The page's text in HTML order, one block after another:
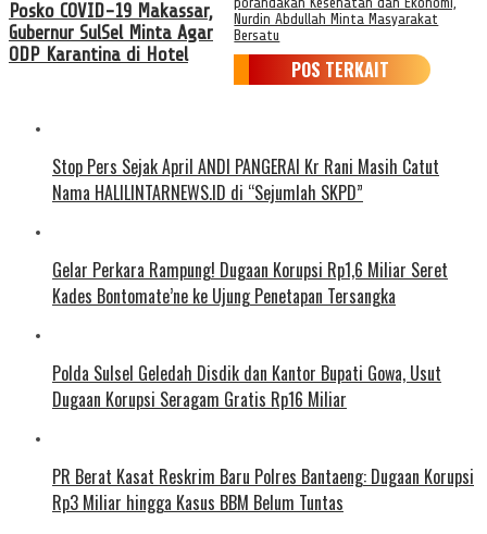
Posko COVID-19 Makassar,
Gubernur SulSel Minta Agar
ODP Karantina di Hotel
Nurdin Abdullah Minta Masyarakat
Bersatu
POS TERKAIT
Stop Pers Sejak April ANDI PANGERAI Kr Rani Masih Catut
Nama HALILINTARNEWS.ID di “Sejumlah SKPD”
Gelar Perkara Rampung! Dugaan Korupsi Rp1,6 Miliar Seret
Kades Bontomate’ne ke Ujung Penetapan Tersangka
Polda Sulsel Geledah Disdik dan Kantor Bupati Gowa, Usut
Dugaan Korupsi Seragam Gratis Rp16 Miliar
PR Berat Kasat Reskrim Baru Polres Bantaeng: Dugaan Korupsi
Rp3 Miliar hingga Kasus BBM Belum Tuntas